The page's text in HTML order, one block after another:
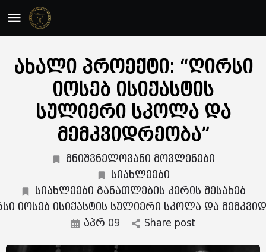
ახალი პროექტი: “ღირსი
იოსებ ისიქასტის
სულიერი სკოლა და
მემკვიდრეობა”
მნიშვნელოვანი მოვლენები
სიახლეები
სიახლეები განათლების კერის შესახებ
იოსებ ისიქასტის სულიერი სკოლა და
აპრ 09
Share post